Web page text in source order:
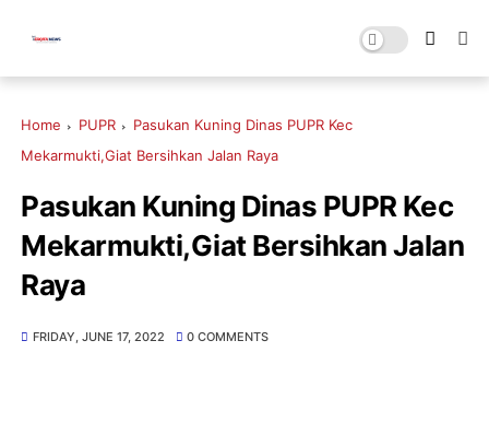
Home PUPR
Pasukan Kuning Dinas PUPR Kec
Mekarmukti,Giat Bersihkan Jalan Raya
Pasukan Kuning Dinas PUPR Kec
Mekarmukti,Giat Bersihkan Jalan
Raya
FRIDAY, JUNE 17, 2022 0 COMMENTS